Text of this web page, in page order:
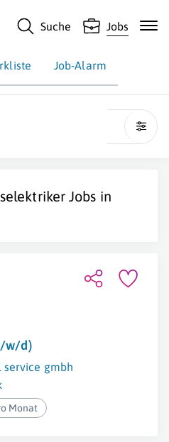
Suche Jobs
Job-Alarm
Jobs in
w/d)
gmbh
Monat